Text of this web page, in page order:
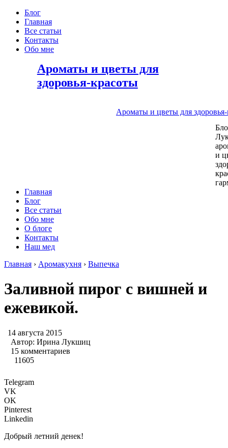
Блог
Главная
Все статьи
Контакты
Обо мне
Ароматы и цветы для
здоровья-красоты
Ароматы и цветы для
и
Главная
Блог
Все статьи
Обо мне
О блоге
Контакты
Наш мед
Главная › Аромакухня › Выпечка
Заливной пирог с вишней и
ежевикой.
14 августа 2015
Автор: Ирина Лукшиц
15 комментариев
11605
Telegram
VK
OK
Pinterest
Linkedin
Добрый летний денек!